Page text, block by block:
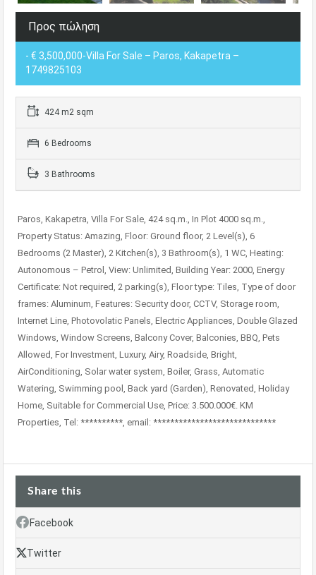
Προς πώληση
- € 3,500,000-Villa For Sale – Paros, Kakapetra –
1749825103
424 m2 sqm
6 Bedrooms
3 Bathrooms
Paros, Kakapetra, Villa For Sale, 424 sq.m., In Plot 4000 sq.m.,
Property Status: Amazing, Floor: Ground floor, 2 Level(s), 6
Bedrooms (2 Master), 2 Kitchen(s), 3 Bathroom(s), 1 WC, Heating:
Autonomous – Petrol, View: Unlimited, Building Year: 2000, Energy
Certificate: Not required, 2 parking(s), Floor type: Tiles, Type of door
frames: Aluminum, Features: Security door, CCTV, Storage room,
Internet Line, Photovolatic Panels, Electric Appliances, Double Glazed
Windows, Window Screens, Balcony Cover, Balconies, BBQ, Pets
Allowed, For Investment, Luxury, Airy, Roadside, Bright,
AirConditioning, Solar water system, Boiler, Grass, Automatic
Watering, Swimming pool, Back yard (Garden), Renovated, Holiday
Home, Suitable for Commercial Use, Price: 3.500.000€. KM
Properties, Tel: **********, email: *****************************
Share this
Facebook
Twitter